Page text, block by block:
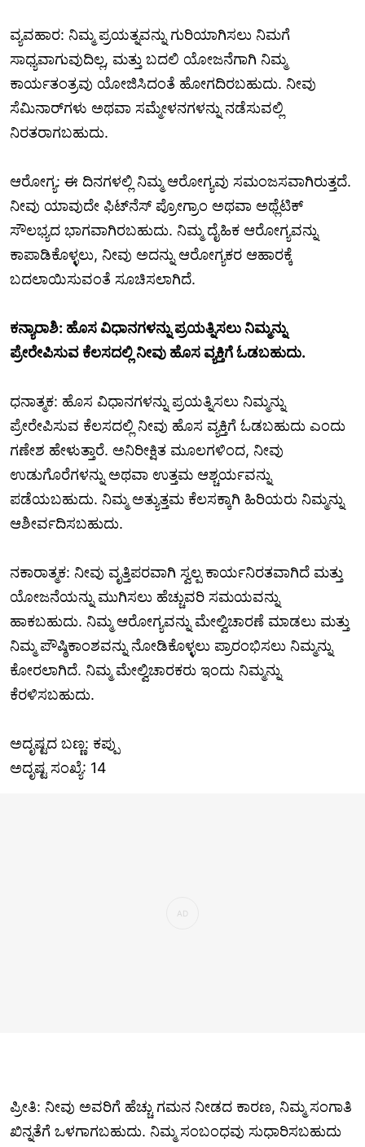
ವ್ಯವಹಾರ: ನಿಮ್ಮ ಪ್ರಯತ್ನವನ್ನು ಗುರಿಯಾಗಿಸಲು ನಿಮಗೆ
ಸಾಧ್ಯವಾಗುವುದಿಲ್ಲ, ಮತ್ತು ಬದಲಿ ಯೋಜನೆಗಾಗಿ ನಿಮ್ಮ
ಕಾರ್ಯತಂತ್ರವು ಯೋಜಿಸಿದಂತೆ ಹೋಗದಿರಬಹುದು. ನೀವು
ಸೆಮಿನಾರ್‌ಗಳು ಅಥವಾ ಸಮ್ಮೇಳನಗಳನ್ನು ನಡೆಸುವಲ್ಲಿ
ನಿರತರಾಗಬಹುದು.
ಆರೋಗ್ಯ: ಈ ದಿನಗಳಲ್ಲಿ ನಿಮ್ಮ ಆರೋಗ್ಯವು ಸಮಂಜಸವಾಗಿರುತ್ತದೆ.
ನೀವು ಯಾವುದೇ ಫಿಟ್‌ನೆಸ್ ಪ್ರೋಗ್ರಾಂ ಅಥವಾ ಅಥ್ಲೆಟಿಕ್
ಸೌಲಭ್ಯದ ಭಾಗವಾಗಿರಬಹುದು. ನಿಮ್ಮ ದೈಹಿಕ ಆರೋಗ್ಯವನ್ನು
ಕಾಪಾಡಿಕೊಳ್ಳಲು, ನೀವು ಅದನ್ನು ಆರೋಗ್ಯಕರ ಆಹಾರಕ್ಕೆ
ಬದಲಾಯಿಸುವಂತೆ ಸೂಚಿಸಲಾಗಿದೆ.
ಕನ್ಯಾರಾಶಿ: ಹೊಸ ವಿಧಾನಗಳನ್ನು ಪ್ರಯತ್ನಿಸಲು ನಿಮ್ಮನ್ನು
ಪ್ರೇರೇಪಿಸುವ ಕೆಲಸದಲ್ಲಿ ನೀವು ಹೊಸ ವ್ಯಕ್ತಿಗೆ ಓಡಬಹುದು.
ಧನಾತ್ಮಕ: ಹೊಸ ವಿಧಾನಗಳನ್ನು ಪ್ರಯತ್ನಿಸಲು ನಿಮ್ಮನ್ನು
ಪ್ರೇರೇಪಿಸುವ ಕೆಲಸದಲ್ಲಿ ನೀವು ಹೊಸ ವ್ಯಕ್ತಿಗೆ ಓಡಬಹುದು ಎಂದು
ಗಣೇಶ ಹೇಳುತ್ತಾರೆ. ಅನಿರೀಕ್ಷಿತ ಮೂಲಗಳಿಂದ, ನೀವು
ಉಡುಗೊರೆಗಳನ್ನು ಅಥವಾ ಉತ್ತಮ ಆಶ್ಚರ್ಯವನ್ನು
ಪಡೆಯಬಹುದು. ನಿಮ್ಮ ಅತ್ಯುತ್ತಮ ಕೆಲಸಕ್ಕಾಗಿ ಹಿರಿಯರು ನಿಮ್ಮನ್ನು
ಆಶೀರ್ವದಿಸಬಹುದು.
ನಕಾರಾತ್ಮಕ: ನೀವು ವೃತ್ತಿಪರವಾಗಿ ಸ್ವಲ್ಪ ಕಾರ್ಯನಿರತವಾಗಿದೆ ಮತ್ತು
ಯೋಜನೆಯನ್ನು ಮುಗಿಸಲು ಹೆಚ್ಚುವರಿ ಸಮಯವನ್ನು
ಹಾಕಬಹುದು. ನಿಮ್ಮ ಆರೋಗ್ಯವನ್ನು ಮೇಲ್ವಿಚಾರಣೆ ಮಾಡಲು ಮತ್ತು
ನಿಮ್ಮ ಪೌಷ್ಠಿಕಾಂಶವನ್ನು ನೋಡಿಕೊಳ್ಳಲು ಪ್ರಾರಂಭಿಸಲು ನಿಮ್ಮನ್ನು
ಕೋರಲಾಗಿದೆ. ನಿಮ್ಮ ಮೇಲ್ವಿಚಾರಕರು ಇಂದು ನಿಮ್ಮನ್ನು
ಕೆರಳಿಸಬಹುದು.
ಅದೃಷ್ಟದ ಬಣ್ಣ: ಕಪ್ಪು
ಅದೃಷ್ಟ ಸಂಖ್ಯೆ: 14
ಪ್ರೀತಿ: ನೀವು ಅವರಿಗೆ ಹೆಚ್ಚು ಗಮನ ನೀಡದ ಕಾರಣ, ನಿಮ್ಮ ಸಂಗಾತಿ
ಖಿನ್ನತೆಗೆ ಒಳಗಾಗಬಹುದು. ನಿಮ್ಮ ಸಂಬಂಧವು ಸುಧಾರಿಸಬಹುದು